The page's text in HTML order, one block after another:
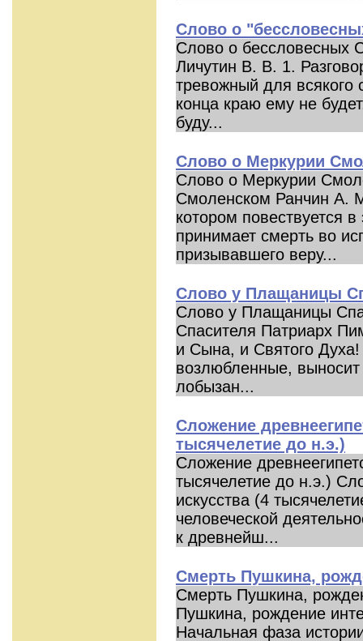
Слово о
Слово о бессловесных
Личутин В. В. 1.
тревожный для всякого
конца краю ему не
буду...
Слово о Меркурии
Слово о Меркурии
Смоленском Ранчин А.
котором повествуется
принимает смерть во
призывавшего веру...
Слово у Плащаницы
Слово у Плащаницы
Спасителя Патриарх
и Сына, и Святого
возлюбленные,
лобызан...
Сложение
тысячелетие до н.э.)
Сложение
тысячелетие до н.э.)
искусства (4
человеческой
к древнейш...
Смерть Пушкина,
Смерть Пушкина,
Пушкина, рождение
Начальная фаза